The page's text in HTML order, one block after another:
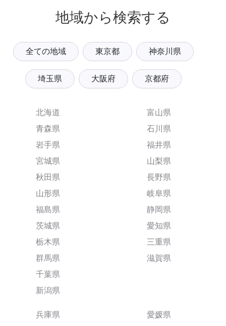
地域から検索する
全ての地域 東京都 神奈川県
埼玉県 大阪府 京都府
北海道
青森県
岩手県
宮城県
秋田県
山形県
福島県
茨城県
栃木県
群馬県
千葉県
新潟県
富山県
石川県
福井県
山梨県
長野県
岐阜県
静岡県
愛知県
三重県
滋賀県
兵庫県
愛媛県